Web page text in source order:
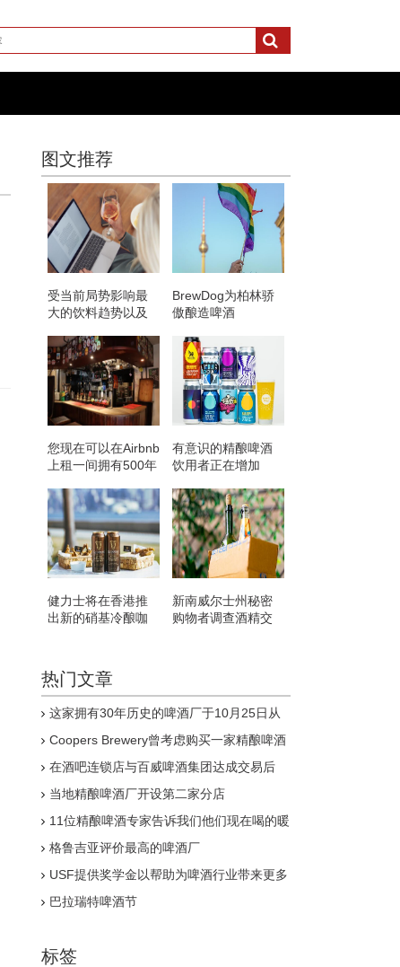
图文推荐
受当前局势影响最
大的饮料趋势以及
BrewDog为柏林骄
傲酿造啤酒
您现在可以在Airbnb
上租一间拥有500年
品脱啤酒
有意识的精酿啤酒
饮用者正在增加
健力士将在香港推
出新的硝基冷酿咖
新南威尔士州秘密
购物者调查酒精交
热门文章
这家拥有30年历史的啤酒厂于10月25日从
集清算人
Coopers Brewery曾考虑购买一家精酿啤酒
在酒吧连锁店与百威啤酒集团达成交易后
Wetherspoon菜单中剔除的饮品之一
当地精酿啤酒厂开设第二家分店
11位精酿啤酒专家告诉我们他们现在喝的暖
格鲁吉亚评价最高的啤酒厂
USF提供奖学金以帮助为啤酒行业带来更多
巴拉瑞特啤酒节
标签